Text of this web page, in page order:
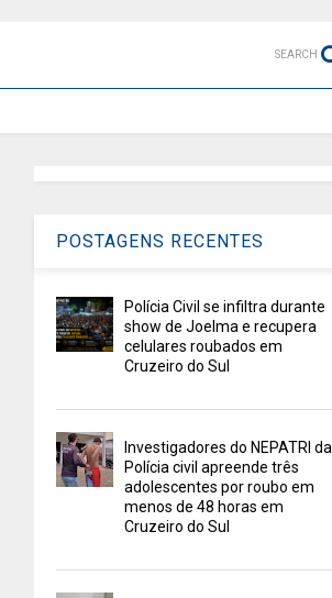
SEARCH
POSTAGENS RECENTES
Polícia Civil se infiltra durante
show de Joelma e recupera
celulares roubados em
Cruzeiro do Sul
Investigadores do NEPATRI da
Polícia civil apreende três
adolescentes por roubo em
menos de 48 horas em
Cruzeiro do Sul